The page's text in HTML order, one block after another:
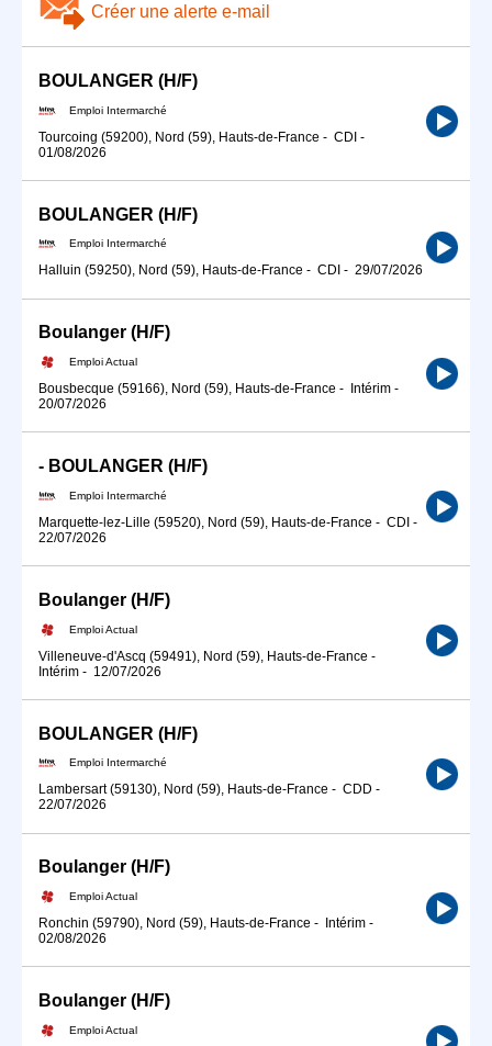
Créer une alerte e-mail
BOULANGER (H/F)
Emploi Intermarché
Tourcoing (59200), Nord (59), Hauts-de-France - CDI -
01/08/2026
BOULANGER (H/F)
Emploi Intermarché
Halluin (59250), Nord (59), Hauts-de-France - CDI - 29/07/2026
Boulanger (H/F)
Emploi Actual
Bousbecque (59166), Nord (59), Hauts-de-France - Intérim -
20/07/2026
- BOULANGER (H/F)
Emploi Intermarché
Marquette-lez-Lille (59520), Nord (59), Hauts-de-France - CDI -
22/07/2026
Boulanger (H/F)
Emploi Actual
Villeneuve-d'Ascq (59491), Nord (59), Hauts-de-France -
Intérim - 12/07/2026
BOULANGER (H/F)
Emploi Intermarché
Lambersart (59130), Nord (59), Hauts-de-France - CDD -
22/07/2026
Boulanger (H/F)
Emploi Actual
Ronchin (59790), Nord (59), Hauts-de-France - Intérim -
02/08/2026
Boulanger (H/F)
Emploi Actual